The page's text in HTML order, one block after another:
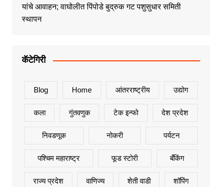
यांचे आवाहन; वाघोलीत पिंपोडे बुद्रुक गट पशुसुधार समिती
स्थापन
कॅटेगिरी
Blog Home आंतरराष्ट्रीय उद्योग
कला गुंतवणुक टेक इन्फो देश प्रदेश
निवडणूक नोकरी पर्यटन
पश्चिम महाराष्ट्र फूड स्टोरी बँकिंग
राज्य प्रदेश वाणिज्य शेती वाडी शॉपिंग